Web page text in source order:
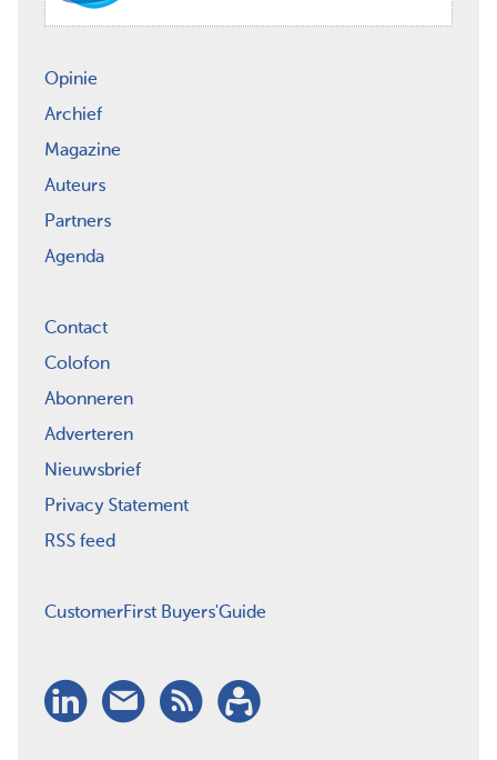
Opinie
Archief
Magazine
Auteurs
Partners
Agenda
Contact
Colofon
Abonneren
Adverteren
Nieuwsbrief
Privacy Statement
RSS feed
CustomerFirst Buyers'Guide
LinkedIn
Nieuwsbrief
RSSAbonneren